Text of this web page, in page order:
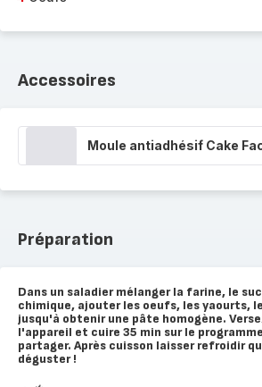
Accessoires
Moule antiadhésif Cake
Préparation
Dans un saladier mélanger la farine, le
chimique, ajouter les oeufs, les yaourts,
jusqu'à obtenir une pâte homogène.
l'appareil et cuire 35 min sur le
partager. Après cuisson laisser refroidir
déguster !